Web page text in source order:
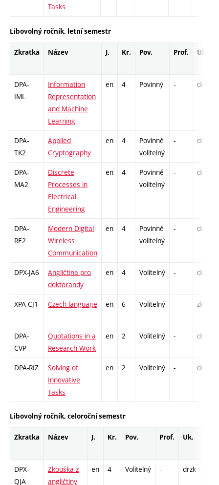
Tasks
Libovolný ročník, letní semestr
Zkratka Název J. Kr. Pov. Prof. Uk.
DPA-
IML
Information
Representation
and Machine
Learning
en 4 Povinný - drzk
DPA-
TK2
Applied
Cryptography
en 4
Povinně
volitelný
- drzk
DPA-
MA2
Discrete
Processes in
Electrical
Engineering
en 4
Povinně
volitelný
- drzk
DPA-
RE2
Modern Digital
Wireless
Communication
en 4
Povinně
volitelný
- drzk
DPX-JA6
Angličtina pro
doktorandy
en 4 Volitelný - drzk
XPA-CJ1 Czech language en 6 Volitelný - zk
DPA-
CVP
Quotations in a
Research Work
en 2 Volitelný - drzk
DPA-RIZ
Solving of
Innovative
Tasks
en 2 Volitelný - drzk
Libovolný ročník, celoroční semestr
Zkratka Název J. Kr. Pov. Prof. Uk.
DPX-
QJA
Zkouška z
angličtiny
en 4 Volitelný - drzk